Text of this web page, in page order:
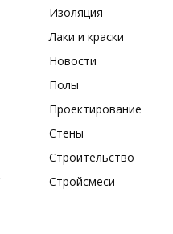
Изоляция
Лаки и краски
Новости
Полы
Проектирование
Стены
Строительство
Стройсмеси